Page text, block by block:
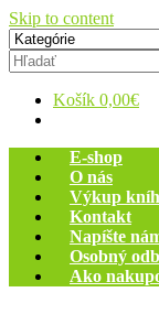
Skip to content
Zelený dom
Antikvariát
Košík 0,00€
E-shop
O nás
Výkup kníh
Kontakt
Napíšte
Osobný
Ako